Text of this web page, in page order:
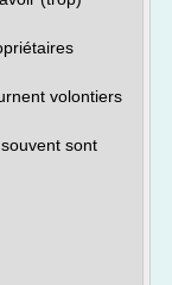
volontiers
sont